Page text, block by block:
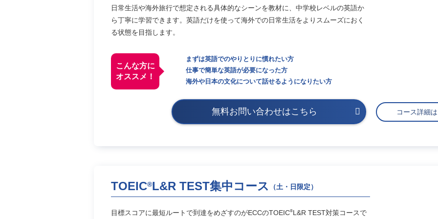
日常生活や海外旅行で想定される具体的なシーンを教材に、中学校レベルの英語か
ら丁寧に学習できます。英語だけを使って海外での日常生活をよりスムーズにおく
る状態を目指します。
こんな方に
オススメ！
まずは英語でのやりとりに慣れたい方
仕事で簡単な英語が必要になった方
海外や日本の文化について話せるようになりたい方
無料お問い合わせはこちら コース詳細
TOEIC®L&R TEST集中コース （土・日限定）
目標スコアに最短ルートで到達をめざすのがECCのTOEIC®L&R TEST対策コースで